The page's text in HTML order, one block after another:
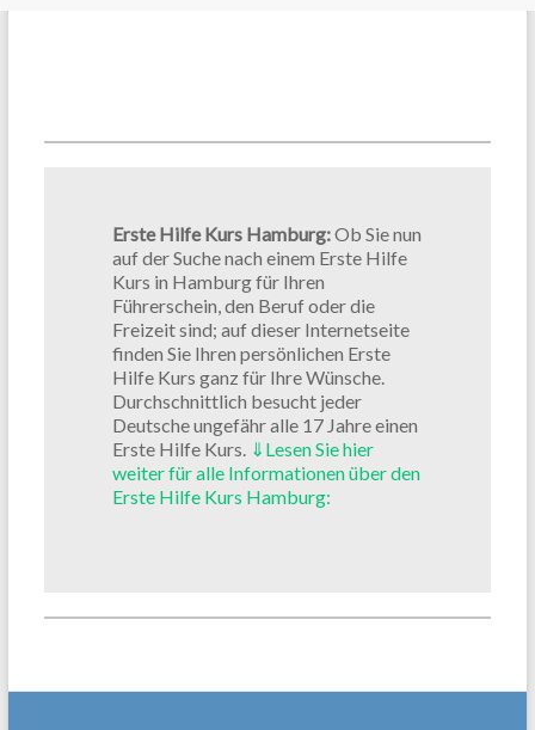
Erste Hilfe Kurs Hamburg:Ob Sie nun
auf der Suche nach einem Erste Hilfe
Kurs in Hamburg für Ihren
Führerschein, den Beruf oder die
Freizeit sind; auf dieser Internetseite
finden Sie Ihren persönlichen Erste
Hilfe Kurs ganz für Ihre Wünsche.
Durchschnittlich besucht jeder
Deutsche ungefähr alle 17 Jahre einen
Erste Hilfe Kurs. ⇓ Lesen Sie hier
weiter für alle Informationen über den
Erste Hilfe Kurs Hamburg: